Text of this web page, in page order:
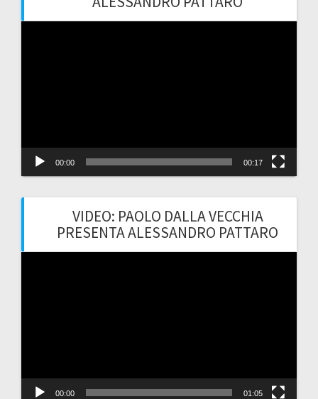
00:00 00:17
VIDEO: PAOLO DALLA VECCHIA
PRESENTA ALESSANDRO PATTARO
00:00 01:05